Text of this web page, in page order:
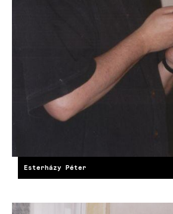
Esterházy Péter